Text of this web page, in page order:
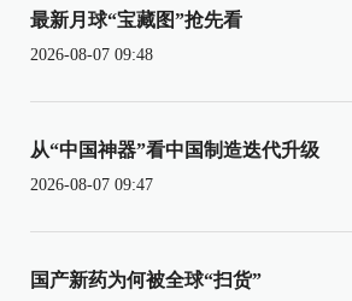
最新月球“宝藏图”抢先看
2026-08-07 09:48
从“中国神器”看中国制造迭代升级
2026-08-07 09:47
国产新药为何被全球“扫货”